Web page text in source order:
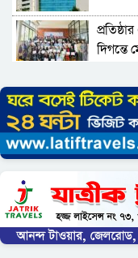
দিগন্তে
সিলেট
ধরিত্রী
কর্মসূচি
সিলেটে